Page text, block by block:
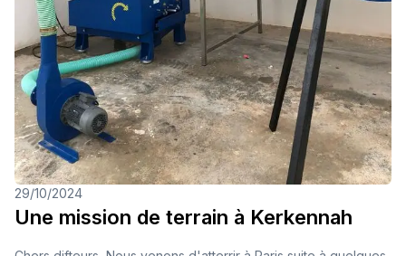
29/10/2024
Une mission de terrain à Kerkennah